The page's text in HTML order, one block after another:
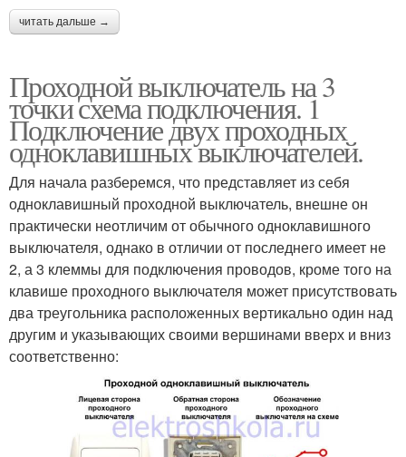
читать дальше →
Проходной выключатель на 3
точки схема подключения. 1
Подключение двух проходных
одноклавишных выключателей.
Для начала разберемся, что представляет из себя
одноклавишный проходной выключатель, внешне он
практически неотличим от обычного одноклавишного
выключателя, однако в отличии от последнего имеет не
2, а 3 клеммы для подключения проводов, кроме того на
клавише проходного выключателя может присутствовать
два треугольника расположенных вертикально один над
другим и указывающих своими вершинами вверх и вниз
соответственно: